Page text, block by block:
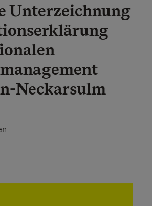
Unterzeichnung
Neckarsulm